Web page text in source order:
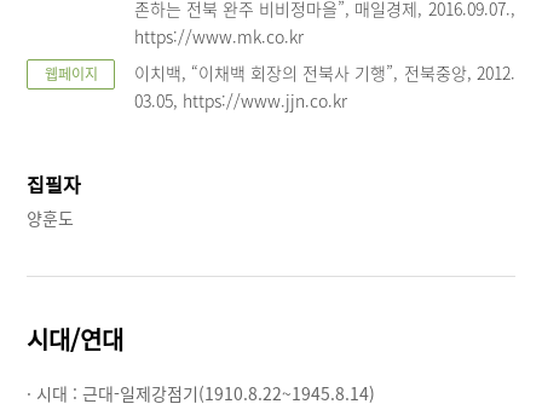
존하는 전북 완주 비비정마을”, 매일경제, 2016.09.07.,
https://www.mk.co.kr
웹페이지
이치백, “이채백 회장의 전북사 기행”, 전북중앙, 2012.
03.05, https://www.jjn.co.kr
집필자
양훈도
시대/연대
· 시대 :근대-일제강점기(1910.8.22~1945.8.14)